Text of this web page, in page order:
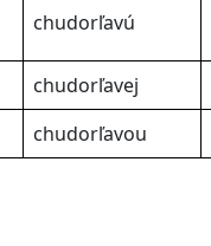
chudorľavú
chudorľavej
chudorľavou